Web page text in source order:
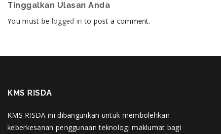
Tinggalkan Ulasan Anda
You must be logged in to post a comment.
KMS RISDA
KMS RISDA ini dibangunkan untuk membolehkan
keberkesanan penggunaan teknologi maklumat bagi